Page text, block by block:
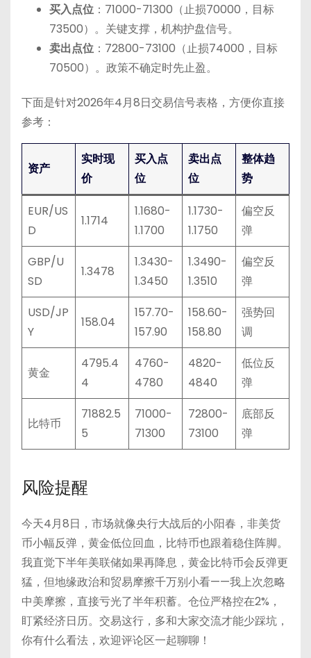
买入点位 ：71000-71300（止损70000，目标
73500）。关键支撑，机构护盘信号。
卖出点位 ：72800-73100（止损74000，目标
70500）。政策不确定时先止盈。
下面是针对2026年4月8日交易信号表格，方便你直接
参考：
资产
实时现
价
买入点
位
卖出点
位
整体趋
势
EUR/US
D
1.1714
1.1680-
1.1700
1.1730-
1.1750
偏空反
弹
GBP/U
SD
1.3478
1.3430-
1.3450
1.3490-
1.3510
偏空反
弹
USD/JP
Y
158.04
157.70-
157.90
158.60-
158.80
强势回
调
黄金
4795.4
4
4760-
4780
4820-
4840
低位反
弹
比特币
71882.5
5
71000-
71300
72800-
73100
底部反
弹
风险提醒
今天4月8日，市场就像央行大战后的小阳春，非美货
币小幅反弹，黄金低位回血，比特币也跟着稳住阵脚。
我直觉下半年美联储如果再降息，黄金比特币会反弹更
猛，但地缘政治和贸易摩擦千万别小看——我上次忽略
中美摩擦，直接亏光了半年积蓄。仓位严格控在2%，
盯紧经济日历。交易这行，多和大家交流才能少踩坑，
你有什么看法，欢迎评论区一起聊聊！